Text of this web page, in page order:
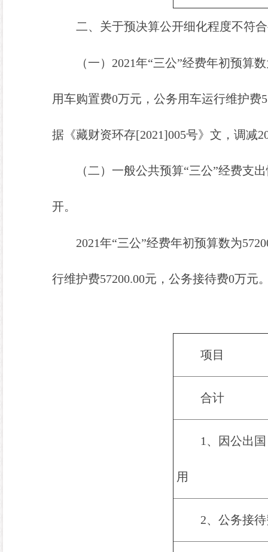
二、关于预决算公开细化程度不符
（一） 2021年“三公”经费年初预算
用车购置费0万元，公务用车运行维护费
据《藏财资环存[2021]005号》文，调减
（二） 一般公共预算“三公”经费支
开。
2021年“三公”经费年初预算数为
行维护费57200.00元，公务接待费0万元
项目
合计
1、因公出
用
2、公务接